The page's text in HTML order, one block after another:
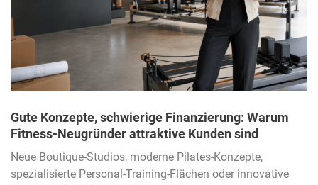
Gute Konzepte, schwierige Finanzierung: Warum
Fitness-Neugründer attraktive Kunden sind
Neue Boutique-Studios, moderne Pilates-Konzepte,
spezialisierte Personal-Training-Flächen oder innovative